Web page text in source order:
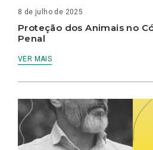
8 de julho de 2025
Proteção dos Animais no
Penal
VER MAIS